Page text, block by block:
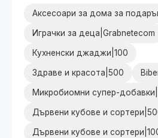
Аксесоари за дома за
Играчки за деца|Grabnetecom
Кухненски джаджи|100
Здраве и красота|500
Микробиомни супер-добавки|
Дървени кубове и
Дървени кубове и